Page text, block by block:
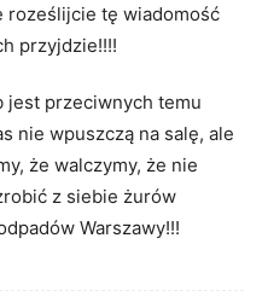
roześlijcie tę wiadomość
przyjdzie!!!!
jest przeciwnych temu
nie wpuszczą na salę, ale
że walczymy, że nie
z siebie żurów
Warszawy!!!